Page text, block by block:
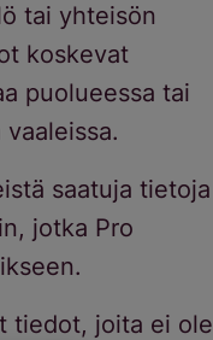
tai yhteisön
koskevat
puolueessa tai
saatuja tietoja
jotka Pro
tiedot, joita ei ole